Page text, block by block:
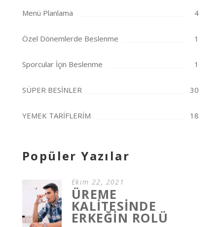
Menü Planlama 4
Özel Dönemlerde Beslenme 1
Sporcular İçin Beslenme 1
SÜPER BESİNLER 30
YEMEK TARİFLERİM 18
Popüler Yazılar
Ekim 22, 2021
ÜREME
KALİTESİNDE
ERKEĞİN ROLÜ